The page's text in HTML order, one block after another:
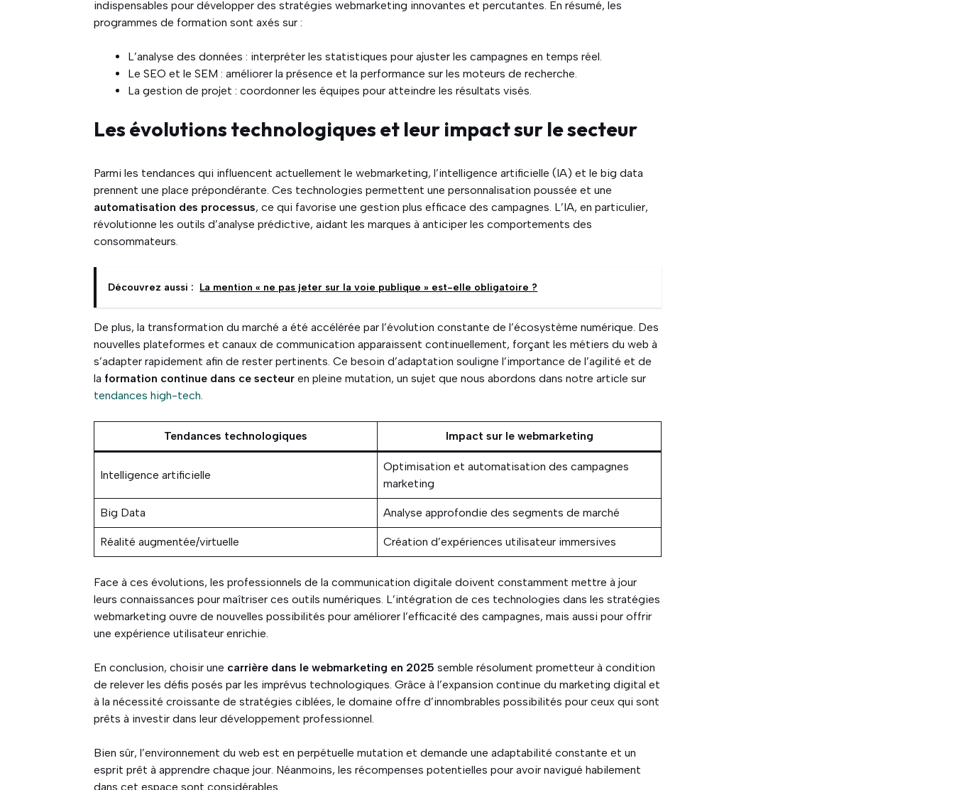
indispensables pour développer des stratégies webmarketing innovantes et percutantes. En résumé, les
programmes de formation sont axés sur :
L’analyse des données : interpréter les statistiques pour ajuster les campagnes en temps réel.
Le SEO et le SEM : améliorer la présence et la performance sur les moteurs de recherche.
La gestion de projet : coordonner les équipes pour atteindre les résultats visés.
Les évolutions technologiques et leur impact sur le secteur
Parmi les tendances qui influencent actuellement le webmarketing, l’intelligence artificielle (IA) et le big data
prennent une place prépondérante. Ces technologies permettent une personnalisation poussée et une
automatisation des processus, ce qui favorise une gestion plus efficace des campagnes. L’IA, en particulier,
révolutionne les outils d’analyse prédictive, aidant les marques à anticiper les comportements des
consommateurs.
Découvrez aussi : La mention « ne pas jeter sur la voie publique » est-elle obligatoire ?
De plus, la transformation du marché a été accélérée par l’évolution constante de l’écosystème numérique. Des
nouvelles plateformes et canaux de communication apparaissent continuellement, forçant les métiers du web à
s’adapter rapidement afin de rester pertinents. Ce besoin d’adaptation souligne l’importance de l’agilité et de
la formation continue dans ce secteur en pleine mutation, un sujet que nous abordons dans notre article sur
tendances high-tech.
Tendances technologiques Impact sur le webmarketing
Intelligence artificielle
Optimisation et automatisation des campagnes
marketing
Big Data Analyse approfondie des segments de marché
Réalité augmentée/virtuelle Création d’expériences utilisateur immersives
Face à ces évolutions, les professionnels de la communication digitale doivent constamment mettre à jour
leurs connaissances pour maîtriser ces outils numériques. L’intégration de ces technologies dans les stratégies
webmarketing ouvre de nouvelles possibilités pour améliorer l’efficacité des campagnes, mais aussi pour offrir
une expérience utilisateur enrichie.
En conclusion, choisir une carrière dans le webmarketing en 2025 semble résolument prometteur à condition
de relever les défis posés par les imprévus technologiques. Grâce à l’expansion continue du marketing digital et
à la nécessité croissante de stratégies ciblées, le domaine offre d’innombrables possibilités pour ceux qui sont
prêts à investir dans leur développement professionnel.
Bien sûr, l’environnement du web est en perpétuelle mutation et demande une adaptabilité constante et un
esprit prêt à apprendre chaque jour. Néanmoins, les récompenses potentielles pour avoir navigué habilement
dans cet espace sont considérables.